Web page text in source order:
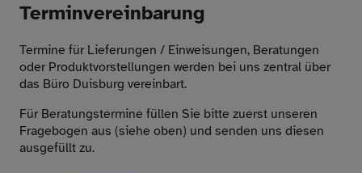
Terminvereinbarung
Termine für Lieferungen / Einweisungen, Beratungen
oder Produktvorstellungen werden bei uns zentral über
das Büro Duisburg vereinbart.
Für Beratungstermine füllen Sie bitte zuerst unseren
Fragebogen aus (siehe oben) und senden uns diesen
ausgefüllt zu.